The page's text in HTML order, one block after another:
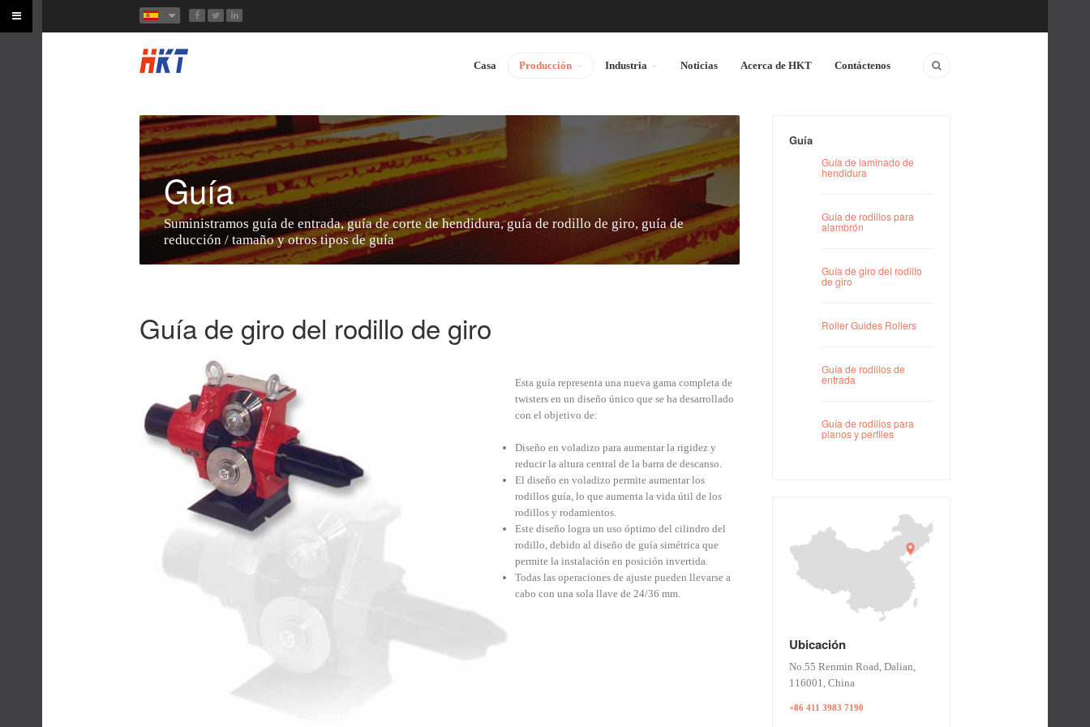
Casa Producción Industria Noticias Acerca de HKT Contáctenos
Guía
Suministramos guía de entrada, guía de corte de hendidura, guía de rodillo de giro, guía de
reducción / tamaño y otros tipos de guía
Guía de giro del rodillo de giro
Esta guía representa una nueva gama completa de
twisters en un diseño único que se ha desarrollado
con el objetivo de:
Diseño en voladizo para aumentar la rigidez y
reducir la altura central de la barra de descanso.
El diseño en voladizo permite aumentar los
rodillos guía, lo que aumenta la vida útil de los
rodillos y rodamientos.
Este diseño logra un uso óptimo del cilindro del
rodillo, debido al diseño de guía simétrica que
permite la instalación en posición invertida.
Todas las operaciones de ajuste pueden llevarse a
cabo con una sola llave de 24/36 mm.
Guía
Guía de laminado de
hendidura
Guía de rodillos para
alambrón
Guía de giro del rodillo
de giro
Roller Guides Rollers
Guía de rodillos de
entrada
Guía de rodillos para
planos y perfiles
Ubicación
No.55 Renmin Road, Dalian,
116001, China
+86 411 3983 7190